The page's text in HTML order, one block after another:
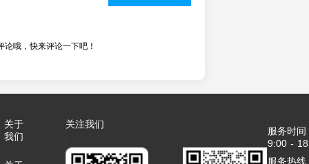
论哦，快来评论一下吧！
关于
我们
关注我们
服务时
9:00 -
服务热